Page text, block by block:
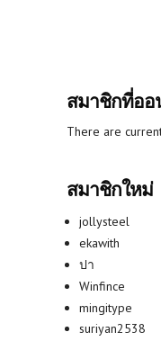
สมาชิกที่ออ
There are
สมาชิกใหม่
jollysteel
ekawith
ปา
Winfince
mingitype
suriyan2538